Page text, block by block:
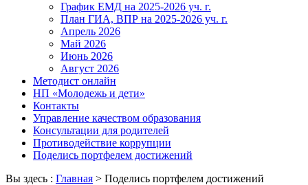
График ЕМД на 2025-2026 уч. г.
План ГИА, ВПР на 2025-2026 уч. г.
Апрель 2026
Май 2026
Июнь 2026
Август 2026
Методист онлайн
НП «Молодежь и дети»
Контакты
Управление качеством образования
Консультации для родителей
Противодействие коррупции
Поделись портфелем достижений
Вы здесь : Главная > Поделись портфелем достижений